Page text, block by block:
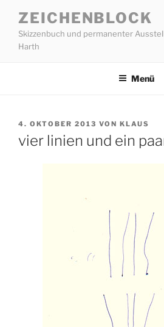
Inhalt
springen
ZEICHENBLOCK
Skizzenbuch und permanenter
Harth
Menü
VERÖFFENTLICHT
AM
4. OKTOBER 2013 VON KLAUS
vier linien und ein